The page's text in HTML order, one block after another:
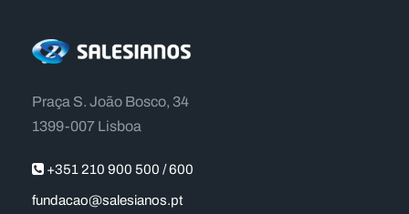
Praça S. João Bosco, 34
1399-007 Lisboa
+351 210 900 500 / 600
fundacao@salesianos.pt